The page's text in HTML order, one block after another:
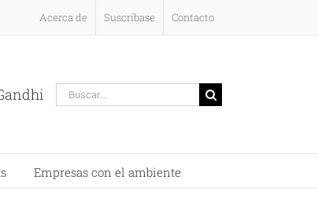
Acerca de Suscríbase Contacto
Buscar:
Empresas con el ambiente